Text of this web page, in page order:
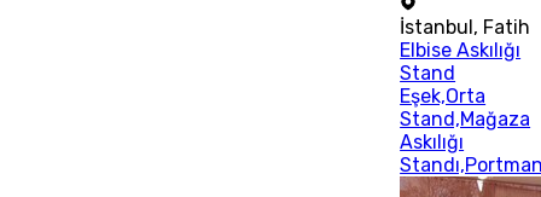
İstanbul, Fatih
Elbise Askılığı
Stand
Eşek,Orta
Stand,Mağaza
Askılığı